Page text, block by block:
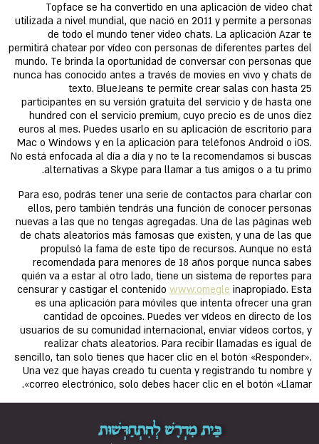
Topface se ha convertido en una aplicación de video chat
utilizada a nivel mundial, que nació en 2011 y permite a personas
de todo el mundo tener video chats. La aplicación Azar te
permitirá chatear por vídeo con personas de diferentes partes del
mundo. Te brinda la oportunidad de conversar con personas que
nunca has conocido antes a través de movies en vivo y chats de
texto. BlueJeans te permite crear salas con hasta 25
participantes en su versión gratuita del servicio y de hasta one
hundred con el servicio premium, cuyo precio es de unos diez
euros al mes. Puedes usarlo en su aplicación de escritorio para
Mac o Windows y en la aplicación para teléfonos Android o iOS.
No está enfocada al día a día y no te la recomendamos si buscas
alternativas a Skype para llamar a tus amigos o a tu primo.
Para eso, podrás tener una serie de contactos para charlar con
ellos, pero también tendrás una función de conocer personas
nuevas a las que no tengas agregadas. Una de las páginas web
de chats aleatorios más famosas que existen, y una de las que
propulsó la fama de este tipo de recursos. Aunque no está
recomendada para menores de 18 años porque nunca sabes
quién va a estar al otro lado, tiene un sistema de reportes para
censurar y castigar el contenido www.omegle inapropiado. Esta
es una aplicación para móviles que intenta ofrecer una gran
cantidad de opcoines. Puedes ver vídeos en directo de los
usuarios de su comunidad internacional, enviar vídeos cortos, y
realizar chats aleatorios. Para recibir llamadas es igual de
sencillo, tan solo tienes que hacer clic en el botón «Responder».
Una vez que hayas creado tu cuenta y registrando tu nombre y
correo electrónico, solo debes hacer clic en el botón «Llamar».
בֵּית מִדְרָשׁ לְהִתְחַדְּשׁוּת